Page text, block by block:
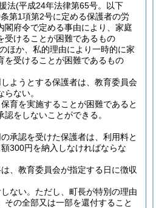
法(平成24年法律第65号。以下
第1項第2号に定める保護者の労
閣府令で定める事由により、家庭
受けることが困難であるもの
ほか、私的理由により一時的に家
を受けることが困難であるもの
ようとする保護者は、教育委員会
ない。
育を実施することが困難であると
認をしないことができる。
承認を受けた保護者は、利用料と
300円を納入しなければならな
、教育委員会が指定する日に徴収
ない。 ただし、町長が特別の理由
その全部又は一部を還付すること